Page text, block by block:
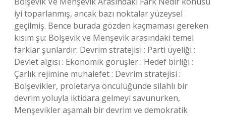
iyi toparlanmış, ancak bazı noktalar yüzeysel
geçilmiş. Bence burada gözden kaçmaması gereken
kısım şu: Bolşevik ve Menşevik arasındaki temel
farklar şunlardır: Devrim stratejisi : Parti üyeliği :
Devlet algısı : Ekonomik görüşler : Hedef birliği :
Çarlık rejimine muhalefet : Devrim stratejisi :
Bolşevikler, proletarya öncülüğünde silahlı bir
devrim yoluyla iktidara gelmeyi savunurken,
Menşevikler aşamalı bir devrim ve demokratik